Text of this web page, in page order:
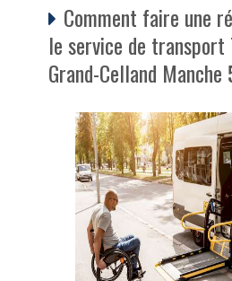
Comment faire une
le service de transport
Grand-Celland Manche